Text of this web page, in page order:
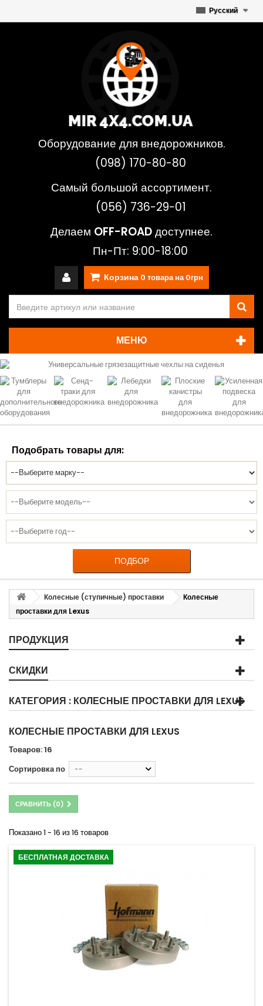
Русский
Оборудование для внедорожников.
(098) 170-80-80
Самый большой ассортимент.
(056) 736-29-01
Делаем OFF-ROADдоступнее.
Пн-Пт: 9:00-18:00
Корзина 0 товара на 0грн
МЕНЮ
Подобрать товары для:
ПОДБОР
Колесные (ступичные) проставки
Колесные
проставки для Lexus
ПРОДУКЦИЯ
СКИДКИ
КАТЕГОРИЯ : КОЛЕСНЫЕ ПРОСТАВКИ ДЛЯ LEXUS
КОЛЕСНЫЕ ПРОСТАВКИ ДЛЯ LEXUS
Товаров: 16
Сортировка по
--
СРАВНИТЬ (0)
Показано 1 - 16 из 16 товаров
БЕСПЛАТНАЯ ДОСТАВКА